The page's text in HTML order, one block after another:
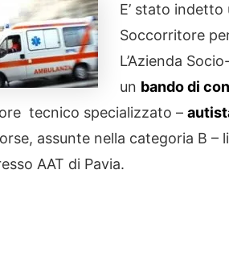
E’ stato
Soccorritore
L’Azienda
un bando di
tecnico specializzato –
assunte nella categoria B
AAT di Pavia.